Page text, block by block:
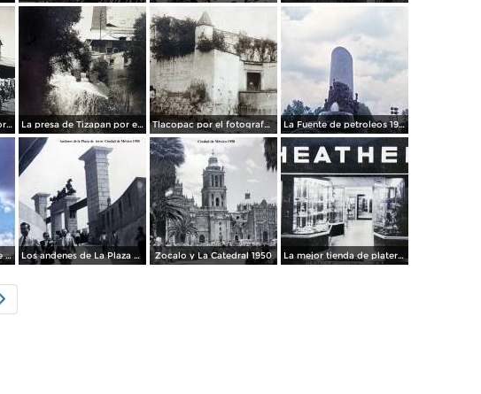
Mercado de San Juan por el fotografo Felix Miret La presa de Tizapan por el fotografo Fernando Kososky. ( Circulada el 22 de Diembre de 1910 ). Tlacopac por el fotografo Hugo Brehme. La Fuente de petroleos 1950.
Un edificio por Paseo de La Reforma 1950 Los andenes de La Plaza de toros Ciudad de México 1950 Zocalo y La Catedral 1950 La mejor tienda de plateria.